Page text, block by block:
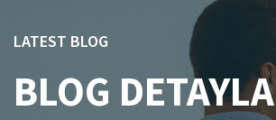
LATEST BLOG
BLOG